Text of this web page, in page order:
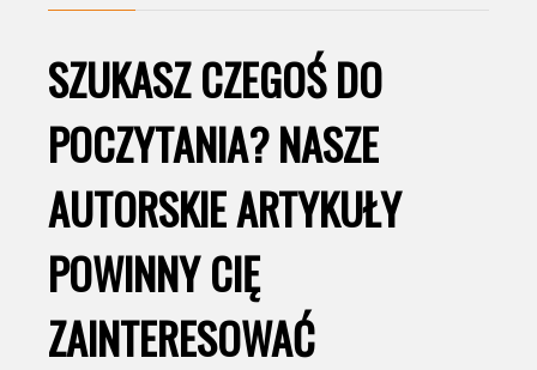
SZUKASZ CZEGOŚ DO
POCZYTANIA? NASZE
AUTORSKIE ARTYKUŁY
POWINNY CIĘ
ZAINTERESOWAĆ